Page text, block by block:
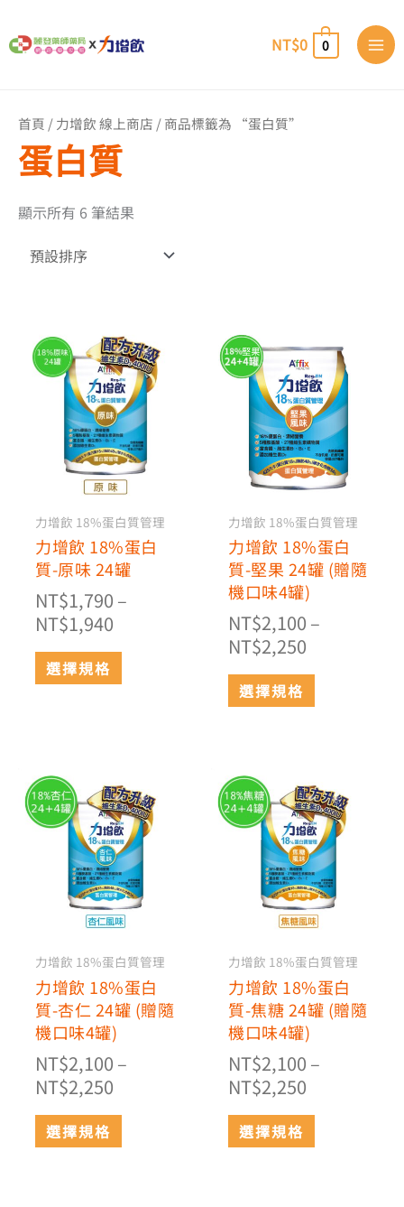
主
NT$0 0
首頁 /力增飲 線上商店 / 商品標籤為 “蛋白質”
蛋白質
顯示所有 6 筆結果
力增飲 18%蛋白質管理
力增飲 18%蛋白
質-原味 24罐
NT$1,790 –
NT$1,940
價
格
範
圍：
NT$1,790
到
NT$1,940
選擇規格
此
產
品
有
多
種
款
式。
可
在
產
頁
選
力增飲 18%蛋白質管理
力增飲 18%蛋白
質-堅果 24罐 (贈隨
機口味4罐)
NT$2,100 –
NT$2,250
格
範
圍：
NT$2,100
到
NT$2,250
選擇規格
品
有
多
種
款
式。
可
在
產
面
擇
力增飲 18%蛋白質管理
力增飲 18%蛋白
質-杏仁 24罐 (贈隨
機口味4罐)
NT$2,100 –
NT$2,250
價
格
範
圍：
NT$2,100
到
NT$2,250
選擇規格
產
品
有
多
種
款
可
在
產
面
擇
力增飲 18%蛋白質管理
力增飲 18%蛋白
質-焦糖 24罐 (贈隨
機口味4罐)
NT$2,100 –
NT$2,250
格
範
圍：
NT$2,100
到
NT$2,250
選擇規格
產
品
有
多
種
款
式。
可
在
產
面
擇